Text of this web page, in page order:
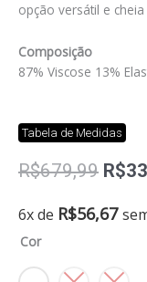
opção versátil e
Composição
87% Viscose 13%
Tabela de Medidas
R$679,99 O
R$
6x de R$56,67
Cor
Vestido
+
quantidade